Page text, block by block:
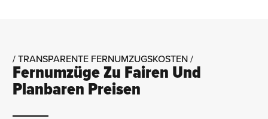
/ TRANSPARENTE FERNUMZUGSKOSTEN /
Fernumzüge Zu Fairen Und
Planbaren Preisen